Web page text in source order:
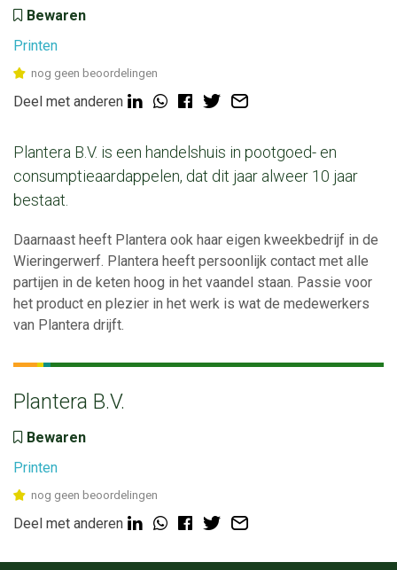
Bewaren
Printen
nog geen beoordelingen
Deel met anderen
Plantera B.V. is een handelshuis in pootgoed- en
consumptieaardappelen, dat dit jaar alweer 10 jaar
bestaat.
Daarnaast heeft Plantera ook haar eigen kweekbedrijf in de
Wieringerwerf. Plantera heeft persoonlijk contact met alle
partijen in de keten hoog in het vaandel staan. Passie voor
het product en plezier in het werk is wat de medewerkers
van Plantera drijft.
Plantera B.V.
Bewaren
Printen
nog geen beoordelingen
Deel met anderen